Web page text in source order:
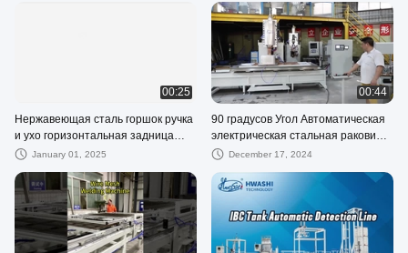
00:25
Нержавеющая сталь горшок ручка
и ухо горизонтальная задница
сварочная машина точка
January 01, 2025
00:44
90 градусов Угол Автоматическая
электрическая стальная раковина
сварочная машина / раковина
December 17, 2024